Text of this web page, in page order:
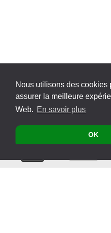
Nous utilisons des cookies
assurer la meilleure
Web. En savoir plus
OK